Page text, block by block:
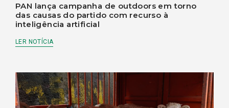
PAN lança campanha de outdoors em torno
das causas do partido com recurso à
inteligência artificial
LER NOTÍCIA